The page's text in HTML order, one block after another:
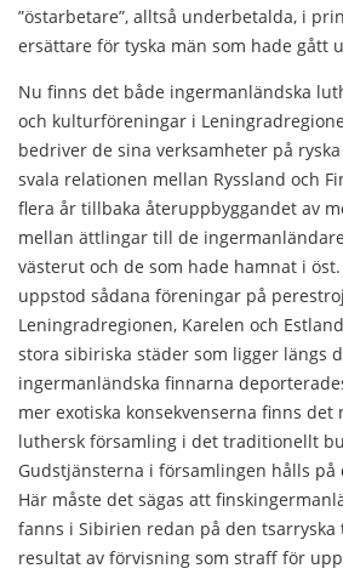
”östarbetare”, alltså underbetalda, i
ersättare för tyska män som hade gått
Nu finns det både ingermanländska
och kulturföreningar i
bedriver de sina verksamheter på
svala relationen mellan Ryssland och
flera år tillbaka återuppbyggandet av
mellan ättlingar till de
västerut och de som hade hamnat i
uppstod sådana föreningar på
Leningradregionen, Karelen och
stora sibiriska städer som ligger längs
ingermanländska finnarna
mer exotiska konsekvenserna finns
luthersk församling i det traditionellt
Gudstjänsterna i församlingen hålls
Här måste det sägas att
fanns i Sibirien redan på den tsarryska
resultat av förvisning som straff för